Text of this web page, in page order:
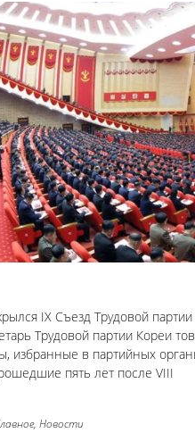
IX Съезд Трудовой
Трудовой партии Кореи
избранные в партийных
пять лет после VIII
Новости